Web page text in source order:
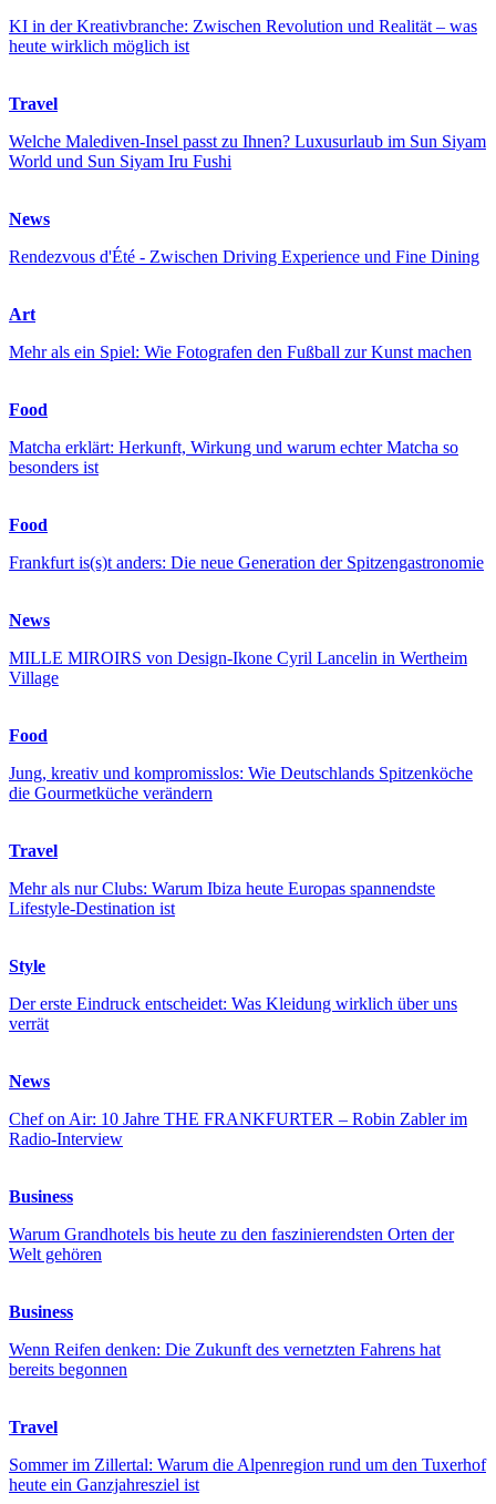
KI in der Kreativbranche: Zwischen Revolution und Realität – was
heute wirklich möglich ist
Travel
Welche Malediven-Insel passt zu Ihnen? Luxusurlaub im Sun Siyam
World und Sun Siyam Iru Fushi
News
Rendezvous d'Été - Zwischen Driving Experience und Fine Dining
Art
Mehr als ein Spiel: Wie Fotografen den Fußball zur Kunst machen
Food
Matcha erklärt: Herkunft, Wirkung und warum echter Matcha so
besonders ist
Food
Frankfurt is(s)t anders: Die neue Generation der Spitzengastronomie
News
MILLE MIROIRS von Design-Ikone Cyril Lancelin in Wertheim
Village
Food
Jung, kreativ und kompromisslos: Wie Deutschlands Spitzenköche
die Gourmetküche verändern
Travel
Mehr als nur Clubs: Warum Ibiza heute Europas spannendste
Lifestyle-Destination ist
Style
Der erste Eindruck entscheidet: Was Kleidung wirklich über uns
verrät
News
Chef on Air: 10 Jahre THE FRANKFURTER – Robin Zabler im
Radio-Interview
Business
Warum Grandhotels bis heute zu den faszinierendsten Orten der
Welt gehören
Business
Wenn Reifen denken: Die Zukunft des vernetzten Fahrens hat
bereits begonnen
Travel
Sommer im Zillertal: Warum die Alpenregion rund um den Tuxerhof
heute ein Ganzjahresziel ist